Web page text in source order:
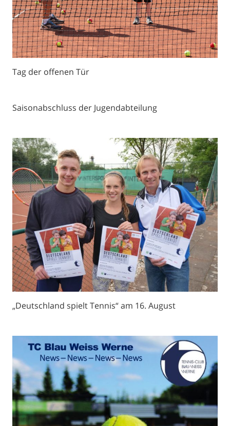
Tag der offenen Tür
Saisonabschluss der Jugendabteilung
„Deutschland spielt Tennis“ am 16. August